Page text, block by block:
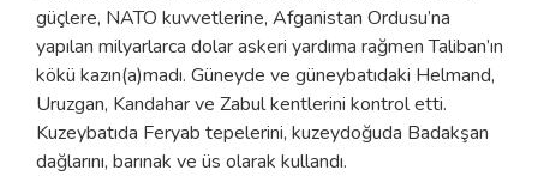
güçlere, NATO kuvvetlerine, Afganistan Ordusu’na
yapılan milyarlarca dolar askeri yardıma rağmen Taliban’ın
kökü kazın(a)madı. Güneyde ve güneybatıdaki Helmand,
Uruzgan, Kandahar ve Zabul kentlerini kontrol etti.
Kuzeybatıda Feryab tepelerini, kuzeydoğuda Badakşan
dağlarını, barınak ve üs olarak kullandı.